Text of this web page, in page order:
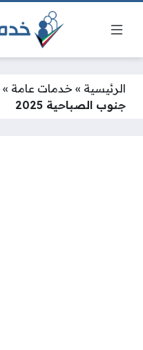
الرئيسية » خدمات عامة »
جنوب الصباحية 2025